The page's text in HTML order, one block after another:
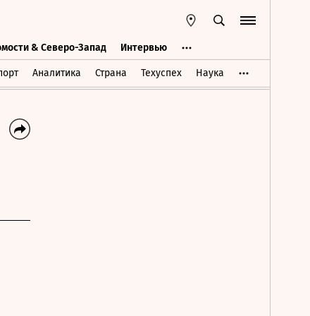
& Северо-Запад Интервью
Аналитика Страна Техуспех Наука
& Северо-Запад Интервью